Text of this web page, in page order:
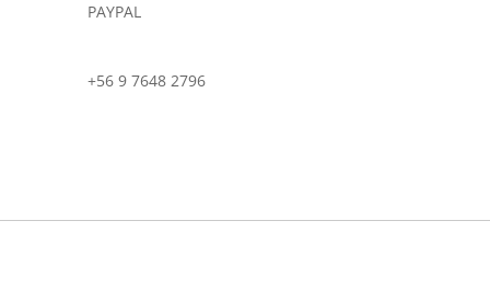
PAYPAL
+56 9 7648 2796